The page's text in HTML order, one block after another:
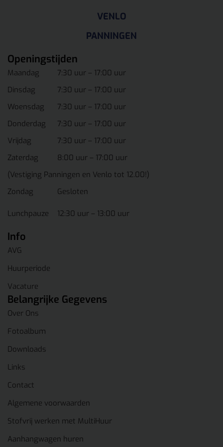
VENLO
PANNINGEN
Openingstijden
Maandag
7:30 uur – 17:00 uur
Dinsdag
7:30 uur – 17:00 uur
Woensdag
7:30 uur – 17:00 uur
Donderdag
7:30 uur – 17:00 uur
Vrijdag
7:30 uur – 17:00 uur
Zaterdag
8:00 uur – 17:00 uur
(Vestiging Panningen en Venlo tot 12.00!)
Zondag
Gesloten
Lunchpauze 12:30 uur – 13:00 uur
Info
AVG
Huurperiode
Vacature
Belangrijke Gegevens
Over Ons
Fotoalbum
Downloads
Links
Contact
Algemene voorwaarden
Stofvrij werken met MultiHuur
Aanhangwagen huren